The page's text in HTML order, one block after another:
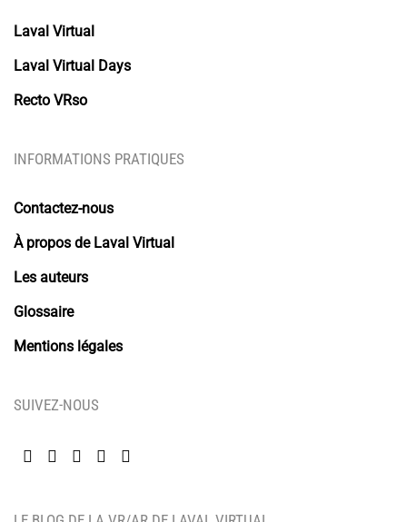
Laval Virtual
Laval Virtual Days
Recto VRso
INFORMATIONS PRATIQUES
Contactez-nous
À propos de Laval Virtual
Les auteurs
Glossaire
Mentions légales
SUIVEZ-NOUS